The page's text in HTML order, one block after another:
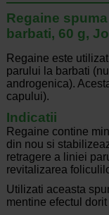
Regaine
barbati, 60 g,
Regaine este
parului la barbati
androgenica).
capului).
Indicatii
Regaine contine
din nou si
retragere a liniei
revitalizarea
Utilizati aceasta
mentine efectul